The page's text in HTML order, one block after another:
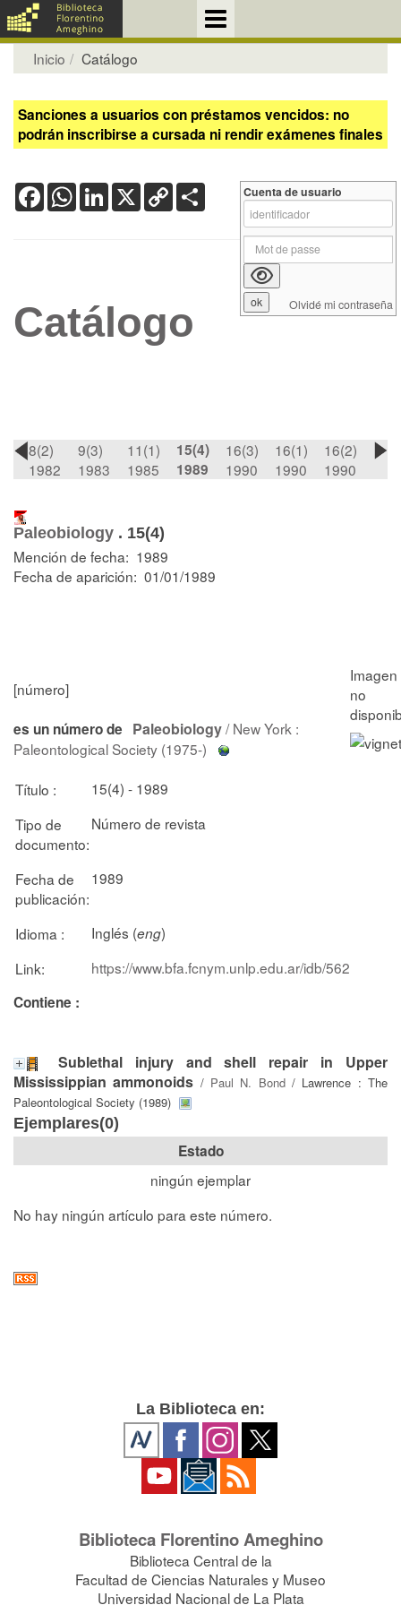
Inicio Catálogo
Sanciones a usuarios con préstamos vencidos: no
podrán inscribirse a cursada ni rendir exámenes finales
FacebookWhatsApp
LinkedIn
X Copy
Link
Catálogo
8(2)
1982
9(3)
1983
11(1)
1985
15(4)
1989
16(3)
1990
16(1)
1990
16(2)
1990
Paleobiology . 15(4)
Mención de fecha: 1989
Fecha de aparición: 01/01/1989
[número]
es un número de Paleobiology/ New York :
Paleontological Society (1975-)
Título :
15(4) - 1989
Tipo de
documento:
Número de revista
Fecha de
publicación:
1989
Idioma : Inglés (eng)
Link:
https://www.bfa.fcnym.unlp.edu.ar/idb/562
Contiene :
Sublethal injury and shell repair in Upper
Mississippian ammonoids / Paul N. Bond/ Lawrence : The
Paleontological Society (1989)
Ejemplares(0)
Estado
ningún ejemplar
No hay ningún artículo para este número.
Cuenta de usuario
Olvidé mi contraseña
La Biblioteca en:
Biblioteca Florentino Ameghino
Biblioteca Central de la
Facultad de Ciencias Naturales y Museo
Universidad Nacional de La Plata